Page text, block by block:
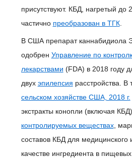
присутствуют. КБД, нагретый до
частично преобразован в ТГК.
В США препарат каннабидиола
одобрен Управление по
лекарствами (FDA) в 2018 году
двух эпилепсия расстройства. В
сельском хозяйстве США, 2018 г.
экстракты конопли (включая
контролируемых веществах,
составов КБД для медицинского
качестве ингредиента в